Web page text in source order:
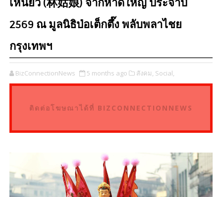
เหนี่ยว (林姑娘) จากหาดใหญ่ ประจำปี
2569 ณ มูลนิธิป่อเต็กตึ๊ง พลับพลาไชย
กรุงเทพฯ
BizConnectionNews 5 months ago สังคม, Social,
ติดต่อโฆษณาได้ที่ BIZCONNECTIONNEWS